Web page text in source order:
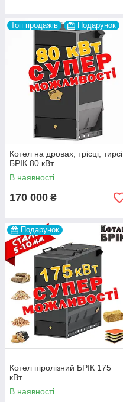
Топ продажів Подарунок
Котел на дровах, трісці, тирсі
БРІК 80 кВт
В наявності
170 000 ₴
Подарунок
Котел піролізний БРІК 175
кВт
В наявності